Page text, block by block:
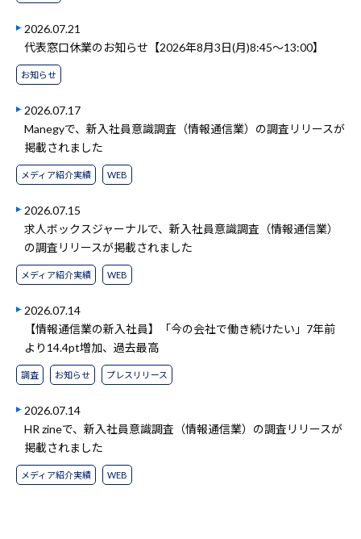
2026.07.21
代表窓口休業のお知らせ【2026年8月3日(月)8:45～13:00】
お知らせ
2026.07.17
Manegyで、新入社員意識調査（情報通信業）の調査リリースが
掲載されました
メディア紹介実績 WEB
2026.07.15
求人ボックスジャーナルで、新入社員意識調査（情報通信業）
の調査リリースが掲載されました
メディア紹介実績 WEB
2026.07.14
【情報通信業の新入社員】「今の会社で働き続けたい」7年前
より14.4pt増加、過去最高
調査 お知らせ プレスリリース
2026.07.14
HR zineで、新入社員意識調査（情報通信業）の調査リリースが
掲載されました
メディア紹介実績 WEB